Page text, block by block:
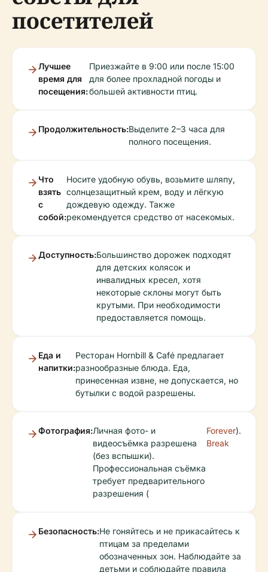
посетителей
Лучшее
время для
посещения:
Приезжайте в 9:00 или после 15:00
для более прохладной погоды и
большей активности птиц.
Продолжительность:Выделите 2–3 часа для
полного посещения.
Что
взять
с
собой:
Носите удобную обувь, возьмите шляпу,
солнцезащитный крем, воду и лёгкую
дождевую одежду. Также
рекомендуется средство от насекомых.
Доступность:Большинство дорожек подходят
для детских колясок и
инвалидных кресел, хотя
некоторые склоны могут быть
крутыми. При необходимости
предоставляется помощь.
Еда и
напитки:
Ресторан Hornbill & Café предлагает
разнообразные блюда. Еда,
принесенная извне, не допускается, но
бутылки с водой разрешены.
Фотография:Личная фото- и
видеосъёмка разрешена
(без вспышки).
Профессиональная съёмка
требует предварительного
разрешения (
Forever
Break
).
Безопасность:Не гоняйтесь и не прикасайтесь к
птицам за пределами
обозначенных зон. Наблюдайте за
детьми и соблюдайте правила